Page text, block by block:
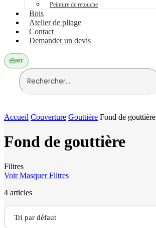
Peinture de retouche
Bois
Atelier de pliage
Contact
Demander un devis
HT
Accueil Couverture Gouttière Fond de gouttière
Fond de gouttière
Filtres
Voir Masquer Filtres
4 articles